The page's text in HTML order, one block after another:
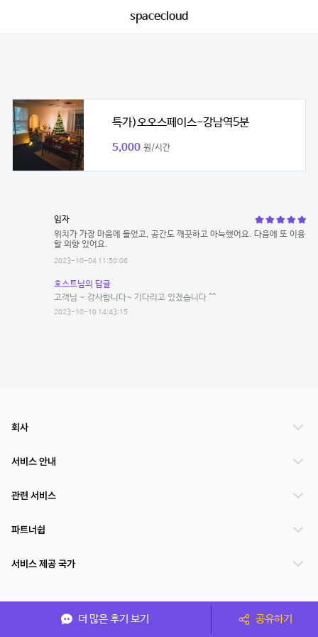
spacecloud
특가)오오스페이스-강남역5분
5,000 원/시간
임자
위치가 가장 마음에 들었고, 공간도 깨끗하고 아늑했어요. 다음에 또 이용
할 의향 있어요.
2023-10-04 11:50:06
호스트님의 답글
고객님 ~ 감사합니다~ 기다리고 있겠습니다 ^^
2023-10-10 14:43:15
더 많은 후기 보기 공유하기
회사
서비스 안내
관련 서비스
파트너쉽
서비스 제공 국가
(주)NSPACE 사업자정보